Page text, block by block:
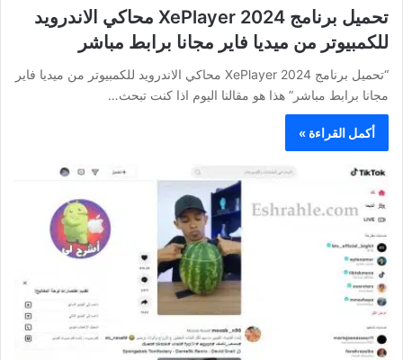
تحميل برنامج XePlayer 2024 محاكي الاندرويد
للكمبيوتر من ميديا فاير مجانا برابط مباشر
“تحميل برنامج XePlayer 2024 محاكي الاندرويد للكمبيوتر من ميديا فاير
مجانا برابط مباشر” هذا هو مقالنا اليوم اذا كنت تبحث…
أكمل القراءة »